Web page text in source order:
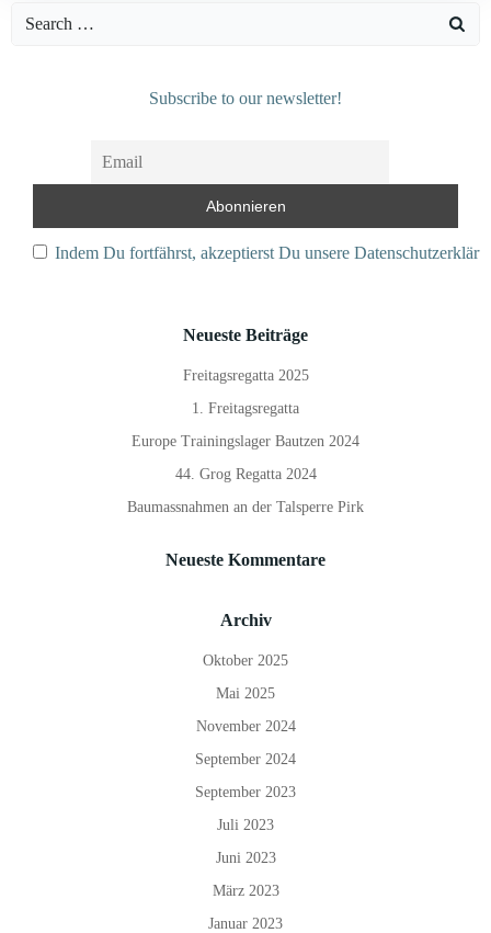
Search
Subscribe to our newsletter!
Indem Du fortfährst, akzeptierst Du unsere
Neueste Beiträge
Freitagsregatta 2025
1. Freitagsregatta
Europe Trainingslager Bautzen 2024
44. Grog Regatta 2024
Baumassnahmen an der Talsperre Pirk
Neueste Kommentare
Archiv
Oktober 2025
Mai 2025
November 2024
September 2024
September 2023
Juli 2023
Juni 2023
März 2023
Januar 2023